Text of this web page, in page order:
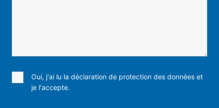
Oui, j'ai lu la déclaration de protection des données et
je l'accepte.